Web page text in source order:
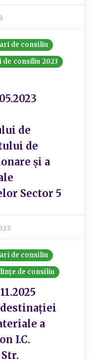
de consiliu
de consiliu 2023
de
de
și a
Sector 5
de consiliu
de consiliu
a
I.C.